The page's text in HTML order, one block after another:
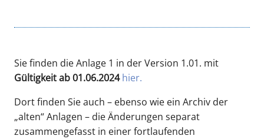
Sie finden die Anlage 1 in der Version 1.01. mit
Gültigkeit ab 01.06.2024 hier.
Dort finden Sie auch – ebenso wie ein Archiv der
„alten“ Anlagen – die Änderungen separat
zusammengefasst in einer fortlaufenden